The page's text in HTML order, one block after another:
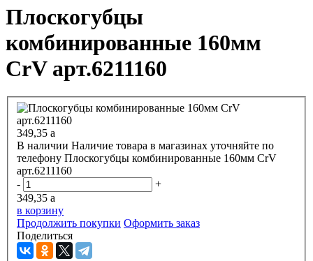
Плоскогубцы
комбинированные 160мм
CrV арт.6211160
349,35 a
В наличии Наличие товара в магазинах уточняйте по
телефону Плоскогубцы комбинированные 160мм CrV
арт.6211160
-
+
349,35 a
в корзину
Продолжить покупки Оформить заказ
Поделиться